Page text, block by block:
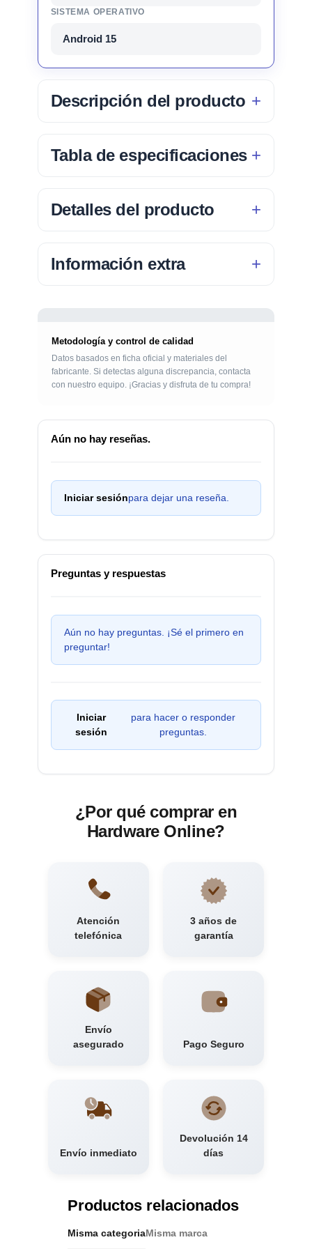
SISTEMA OPERATIVO
Android 15
Descripción del producto
Tabla de especificaciones
Detalles del producto
Información extra
Metodología y control de calidad
Datos basados en ficha oficial y materiales del
fabricante. Si detectas alguna discrepancia, contacta
con nuestro equipo. ¡Gracias y disfruta de tu compra!
Aún no hay reseñas.
Iniciar sesiónpara dejar una reseña.
Preguntas y respuestas
Aún no hay preguntas. ¡Sé el primero en
preguntar!
Iniciar
sesión
para hacer o responder
preguntas.
¿Por qué comprar en
Hardware Online?
Atención
telefónica
3 años de
garantía
Envío
asegurado
Pago Seguro
Envío inmediato
Devolución 14
días
Productos relacionados
Misma categoriaMisma marca